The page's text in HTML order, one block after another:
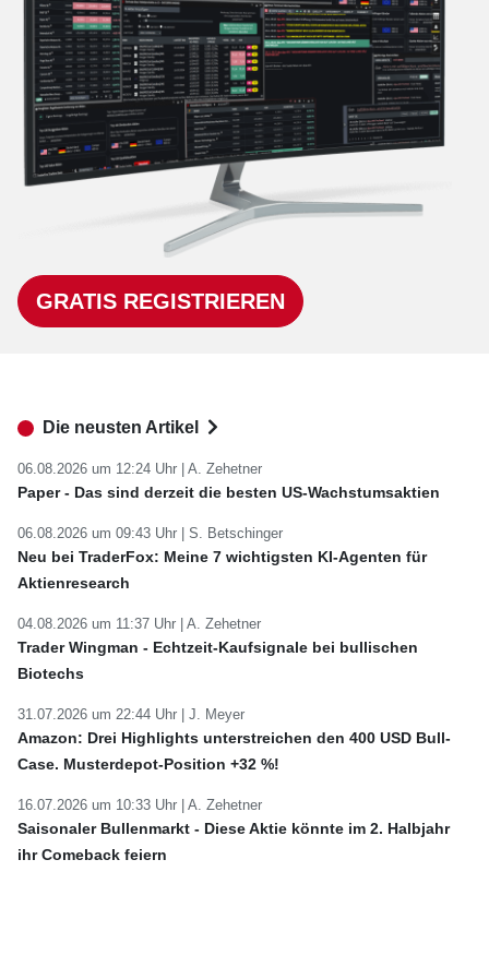
GRATIS REGISTRIEREN
Die neusten Artikel
06.08.2026 um 12:24 Uhr | A. Zehetner
Paper - Das sind derzeit die besten US-Wachstumsaktien
06.08.2026 um 09:43 Uhr | S. Betschinger
Neu bei TraderFox: Meine 7 wichtigsten KI-Agenten für
Aktienresearch
04.08.2026 um 11:37 Uhr | A. Zehetner
Trader Wingman - Echtzeit-Kaufsignale bei bullischen
Biotechs
31.07.2026 um 22:44 Uhr | J. Meyer
Amazon: Drei Highlights unterstreichen den 400 USD Bull-
Case. Musterdepot-Position +32 %!
16.07.2026 um 10:33 Uhr | A. Zehetner
Saisonaler Bullenmarkt - Diese Aktie könnte im 2. Halbjahr
ihr Comeback feiern